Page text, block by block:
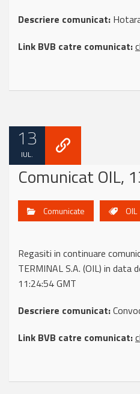
Descriere comunicat:
Link BVB catre comunicat:
13
IUL.
Comunicat OIL,
Comunicate OIL
Regasiti in continuare
TERMINAL S.A. (OIL) in data
11:24:54 GMT
Descriere comunicat:
Link BVB catre comunicat: